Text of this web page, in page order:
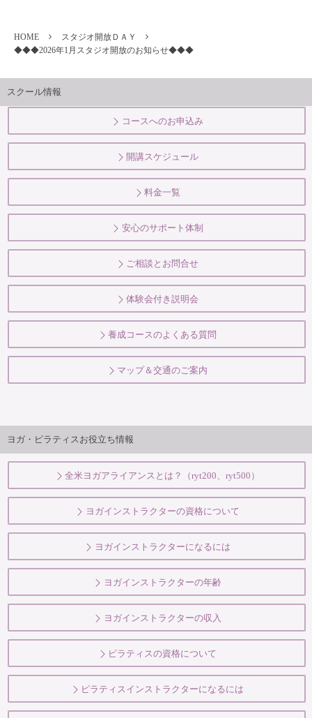
HOME
スタジオ開放ＤＡＹ
◆◆◆2026年1月スタジオ開放のお知らせ◆◆◆
スクール情報
コースへのお申込み
開講スケジュール
料金一覧
安心のサポート体制
ご相談とお問合せ
体験会付き説明会
養成コースのよくある質問
マップ＆交通のご案内
ヨガ・ピラティスお役立ち情報
全米ヨガアライアンスとは？（ryt200、ryt500）
ヨガインストラクターの資格について
ヨガインストラクターになるには
ヨガインストラクターの年齢
ヨガインストラクターの収入
ピラティスの資格について
ピラティスインストラクターになるには